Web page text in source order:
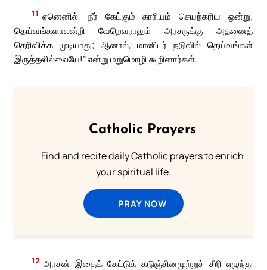
11 ஏனெனில், நீர் கேட்கும் காரியம் செயற்கரிய ஒன்று;
தெய்வங்களாலன்றி வேறெவராலும் அரசருக்கு அதனைத்
தெரிவிக்க முடியாது; ஆனால், மானிடர் நடுவில் தெய்வங்கள்
இருத்தலில்லையே!” என்று மறுமொழி கூறினார்கள்.
Catholic Prayers
Find and recite daily Catholic prayers to enrich
your spiritual life.
PRAY NOW
12 அரசன் இதைக் கேட்டுக் கடுஞ்சினமுற்றுச் சீறி எழுந்து